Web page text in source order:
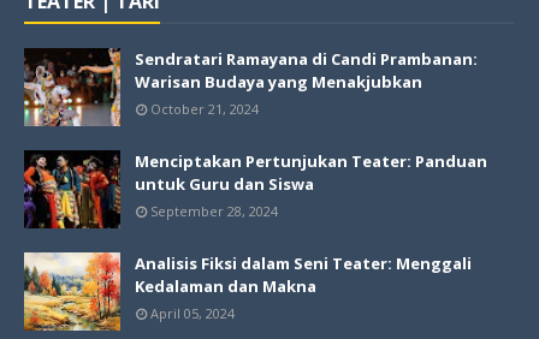
Sendratari Ramayana di Candi Prambanan:
Warisan Budaya yang Menakjubkan
October 21, 2024
Menciptakan Pertunjukan Teater: Panduan
untuk Guru dan Siswa
September 28, 2024
Analisis Fiksi dalam Seni Teater: Menggali
Kedalaman dan Makna
April 05, 2024